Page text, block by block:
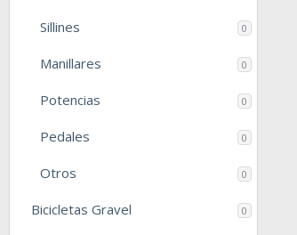
Sillines 0
Manillares 0
Potencias 0
Pedales 0
Otros 0
Bicicletas Gravel 0